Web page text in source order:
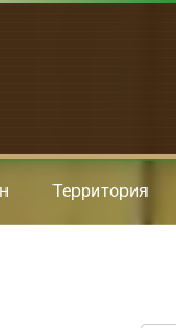
Территория